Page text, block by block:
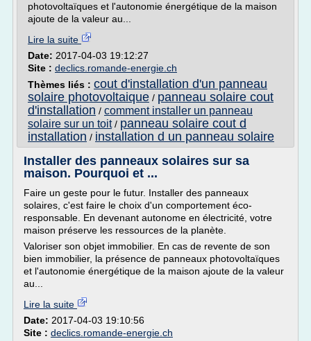
photovoltaïques et l'autonomie énergétique de la maison
ajoute de la valeur au...
Lire la suite
Date: 2017-04-03 19:12:27
Site : declics.romande-energie.ch
Thèmes liés : cout d'installation d'un panneau
solaire photovoltaique / panneau solaire cout
d'installation / comment installer un panneau
solaire sur un toit/ panneau solaire cout d
installation / installation d un panneau solaire
Installer des panneaux solaires sur sa
maison. Pourquoi et ...
Faire un geste pour le futur. Installer des panneaux
solaires, c'est faire le choix d'un comportement éco-
responsable. En devenant autonome en électricité, votre
maison préserve les ressources de la planète.
Valoriser son objet immobilier. En cas de revente de son
bien immobilier, la présence de panneaux photovoltaïques
et l'autonomie énergétique de la maison ajoute de la valeur
au...
Lire la suite
Date: 2017-04-03 19:10:56
Site : declics.romande-energie.ch